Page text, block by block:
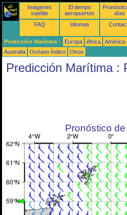
Imágenes
satélite
El tiempo
aeropuertos
días
FAQ Idiomas
Predicción Marítima : Europa África América
Australia
Océano Índico Otros
Predicción Marítima :
Pronóstico